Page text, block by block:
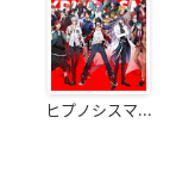
ヒプノシスマ...